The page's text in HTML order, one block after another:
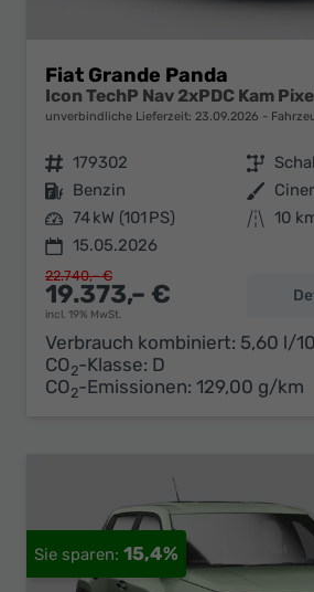
Fiat Grande Panda
Icon TechP Nav 2xPDC Kam
unverbindliche Lieferzeit: 23.09.2026
Fahrzeugnr. 179302 Getriebe
Kraftstoff Benzin Außenfarbe
Leistung 74 kW (101 PS) Kilometerstand 10
15.05.2026
19.373,– €
incl. 19% MwSt.
22.740,– €
Verbrauch kombiniert: 5,60 l/
CO2-Klasse: D
CO2-Emissionen: 129,00 g/km
15,4%